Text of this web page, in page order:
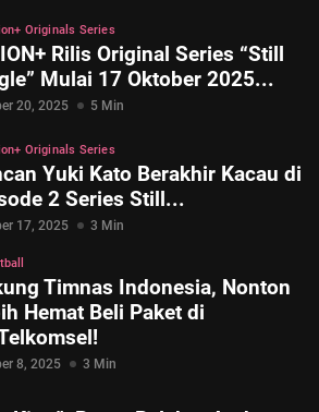
Originals Series
Rilis Original Series “Still
Mulai 17 Oktober 2025...
20, 2025 5 Min
Originals Series
Yuki Kato Berakhir Kacau di
2 Series Still...
17, 2025 3 Min
Timnas Indonesia, Nonton
Hemat Beli Paket di
8, 2025 3 Min